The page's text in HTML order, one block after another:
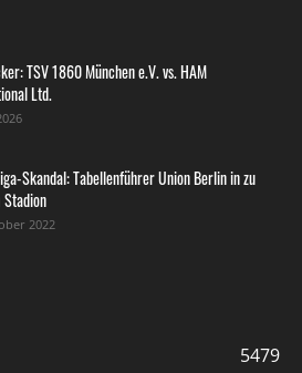
TSV 1860 München e.V. vs. HAM
Ltd.
Skandal: Tabellenführer Union Berlin in zu
2022
5479